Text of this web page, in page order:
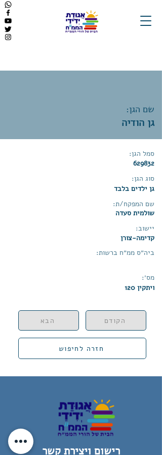
שם הגן:
גן הודיה
629832
סמל הגן:
גן ילדים בלבד
סוג הגן:
שולמית סעדה
שם המפקח/ת:
קדימה-צורן
יישוב:
ביה״ס ממ״ח ברשות:
ויתקין 120
מס׳:
הקודם הבא
חזרה לחיפוש
רישום ויצירת קשר